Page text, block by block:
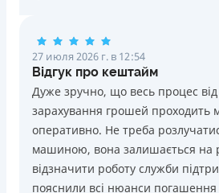
ПОЛУЧИТЬ ЗАЙМ
проблемной кредитной историей.
Переводятся деньги на
подписания электронного
кредита
Дарятся скидки до -99%
будущие кредиты согласно
Программа лояльности для
Круглосуточная поддержка в
27 июля 2026 г. в 12:54
Відгук про кештайм
Дуже зручно, що весь процес
зарахування грошей проходить
оперативно. Не треба
машиною, вона залишається на
відзначити роботу служби
пояснили всі нюанси погашення